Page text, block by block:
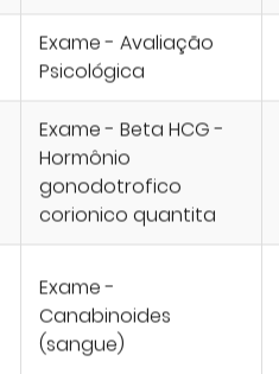
Exame - Avaliação
Psicológica
Exame - Beta HCG -
Hormônio
gonodotrofico
corionico quantita
Exame -
Canabinoides
(sangue)